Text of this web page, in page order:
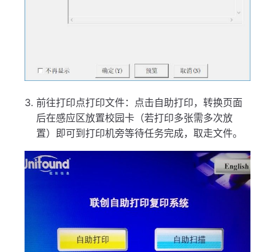
前往打印点打印文件：点击自助打印，转换页面
后在感应区放置校园卡（若打印多张需多次放
置）即可到打印机旁等待任务完成，取走文件。